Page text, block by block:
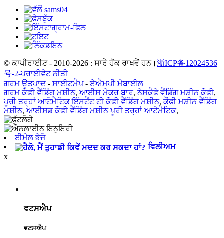
© ਕਾਪੀਰਾਈਟ - 2010-2026 : ਸਾਰੇ ਹੱਕ ਰਾਖਵੇਂ ਹਨ। 浙ICP备12024536
号-2-ਪਰਾਈਵੇਟ ਨੀਤੀ
ਗਰਮ ਉਤਪਾਦ - ਸਾਈਟਮੈਪ-ਏਐਮਪੀ ਮੋਬਾਈਲ
ਗਰਮ ਕੌਫੀ ਵੈਂਡਿੰਗ ਮਸ਼ੀਨ, ਆਈਸ ਮੇਕਰ ਬਾਰ,ਨੇਸਕੈਫੇ ਵੈਂਡਿੰਗ ਮਸ਼ੀਨ ਕੌਫੀ,
ਪੂਰੀ ਤਰ੍ਹਾਂ ਆਟੋਮੈਟਿਕ ਇੰਸਟੈਂਟ ਟੀ ਕੌਫੀ ਵੈਂਡਿੰਗ ਮਸ਼ੀਨ,ਕੌਫੀ ਮਸ਼ੀਨ ਵੈਂਡਿੰਗ
ਮਸ਼ੀਨ, ਆਈਸਡ ਕੌਫੀ ਵੈਂਡਿੰਗ ਮਸ਼ੀਨ ਪੂਰੀ ਤਰ੍ਹਾਂ ਆਟੋਮੈਟਿਕ,
ਈਮੇਲ ਭੇਜੋ
ਵਿਲੀਅਮ
x
ਵਟਸਐਪ
ਵਟਸਐਪ